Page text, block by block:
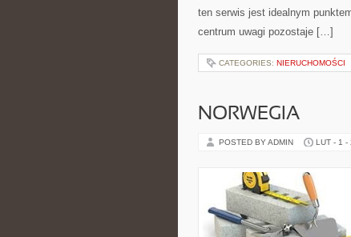
ten serwis jest idealnym
centrum uwagi pozostaje […]
CATEGORIES: NIERUCHOMOŚCI
NORWEGIA
POSTED BY ADMIN LUT - 1 -